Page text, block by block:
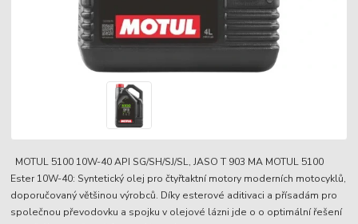
MOTUL 5100 10W-40 API SG/SH/SJ/SL, JASO T 903 MA MOTUL 5100
Ester 10W-40: Syntetický olej pro čtyřtaktní motory moderních motocyklů,
doporučovaný většinou výrobců. Díky esterové aditivaci a přísadám pro
společnou převodovku a spojku v olejové lázni jde o o optimální řešení